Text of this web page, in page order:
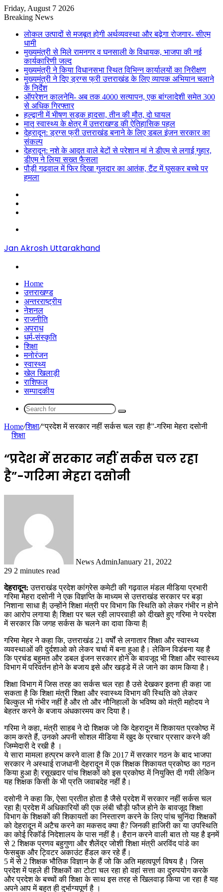
Friday, August 7 2026
Breaking News
लोकल उत्पादों से मजबूत होगी अर्थव्यवस्था और बढ़ेगा रोजगार- सीएम
धामी
मुख्यमंत्री से मिले रामनगर व घनसाली के विधायक, भाजपा की नई
कार्यकारिणी जल्द
मुख्यमंत्री ने किया विधानसभा स्थित विभिन्न कार्यालयों का निरीक्षण
मुख्यमंत्री ने दिए ड्रग्स फ्री उत्तराखंड के लिए व्यापक अभियान चलाने
के निर्देश
ऑपरेशन कालनेमि- अब तक 4000 सत्यापन, एक बांग्लादेशी समेत 300
से अधिक गिरफ्तार
हल्द्वानी में भीषण सड़क हादसा, तीन की मौत, दो घायल
मातृ स्वास्थ्य के क्षेत्र में उत्तराखण्ड की ऐतिहासिक पहल
देहरादून: ड्रग्स फ्री उत्तराखंड बनाने के लिए डबल इंजन सरकार का
संकल्प
देहरादून: नशे के आदत वाले बेटों से परेशान मां ने डीएम से लगाई गुहार,
डीएम ने लिया सख्त फैसला
पौड़ी गढ़वाल में फिर दिखा गुलदार का आतंक, टैंट में घुसकर बच्चे पर
हमला
Jan Akrosh Uttarakhand
Home
उत्तराखण्ड
अन्तरराष्ट्रीय
नेशनल
राजनीति
अपराध
धर्म-संस्कृति
शिक्षा
मनोरंजन
स्वास्थ्य
खेल खिलाड़ी
राशिफल
सम्पादकीय
Search
Home/शिक्षा/“प्रदेश में सरकार नहीं सर्कस चल रहा है”-गरिमा मेहरा दसोनी
शिक्षा
“प्रदेश में सरकार नहीं सर्कस चल रहा
है”-गरिमा मेहरा दसोनी
News AdminJanuary 21, 2022
29 2 minutes read
देहरादून: उत्तराखंड प्रदेश कांग्रेस कमेटी की गढ़वाल मंडल मीडिया प्रभारी
गरिमा मेहरा दसोनी ने एक विज्ञप्ति के माध्यम से उत्तराखंड सरकार पर बड़ा
निशाना साधा है| उन्होंने शिक्षा मंत्री पर विभाग कि स्थिति को लेकर गंभीर न होने
का आरोप लगाया है| शिक्षा पर चल रही लापरवाही को दीखते हुए गरिमा ने परदेश
में सरकार कि जगह सर्कस के चलने का दावा किया है|
गरिमा मेहर ने कहा कि, उत्तराखंड 21 वर्षों से लगातार शिक्षा और स्वास्थ्य
व्यवस्थाओं की दुर्दशाओ को लेकर चर्चा में बना हुआ है। लेकिन विडंबना यह है
कि प्रचंड बहुमत और डबल इंजन सरकार होने के बावजूद भी शिक्षा और स्वास्थ्य
विभाग में परिवर्तन होने के बजाय इसे और खड्डे में ले जाने का काम किया है।
शिक्षा विभाग में जिस तरह का सर्कस चल रहा है उसे देखकर इतना ही कहा जा
सकता है कि शिक्षा मंत्री शिक्षा और स्वास्थ्य विभाग की स्थिति को लेकर
बिल्कुल भी गंभीर नहीं है और तो और नौनिहालों के भविष्य को मंत्री महोदय ने
बेहतर करने के बजाय अंधकारमय कर दिया है।
गरिमा ने कहा, मंत्री साहब ने दो शिक्षक जो कि देहरादून में शिकायत प्रकोष्ठ में
काम करते हैं, उनको अपनी सोशल मीडिया में खुद के प्रचार प्रसार करने की
जिम्मेदारी दे रखी है ।
ये सारा मामला हत्प्रभ करने वाला है कि 2017 में सरकार गठन के बाद भाजपा
सरकार ने अस्थाई राजधानी देहरादून में एक शिक्षक शिकायत प्रकोष्ठ का गठन
किया हुआ है| रसूखदार पांच शिक्षकों को इस प्रकोष्ठ में नियुक्ति दी गयी लेकिन
यह शिक्षक किसी के भी प्रति जवाबदेह नहीं है।
दसोनी ने कहा कि, ऐसा प्रतीत होता है जैसे प्रदेश में सरकार नहीं सर्कस चल
रहा है| प्रदेश में अधिकारियों की एक लंबी चौड़ी फौज होने के बावजूद शिक्षा
विभाग के शिक्षकों की शिकायतों का निस्तारण करने के लिए पांच चुनिंदा शिक्षकों
को देहरादून में अटैच करने का मकसद क्या है? जिनकी हाजिरी का या उपस्थिति
का कोई रिकॉर्ड निदेशालय के पास नहीं है। हैरान करने वाली बात तो यह है इनमें
से 2 शिक्षक प्रणव बहुगुणा और शैलेंद्र जोशी शिक्षा मंत्री अरविंद पांडे का
फेसबुक और ट्विटर अकाउंट हैंडल कर रहे हैं।
5 में से 2 शिक्षक भौतिक विज्ञान के हैं जो कि अति महत्वपूर्ण विषय है। जिस
प्रदेश में पहले ही शिक्षकों का टोटा चल रहा हो वहां सत्ता का दुरुपयोग करके
और प्रदेश के बच्चों की शिक्षा के साथ इस तरह से खिलवाड़ किया जा रहा है यह
अपने आप में बहुत ही दुर्भाग्यपूर्ण है ।